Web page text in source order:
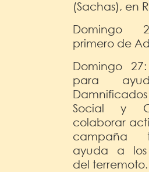
(Sachas), en
Domingo
primero de
Domingo
para
Social y
colaborar
campaña
ayuda a los
del terremoto.